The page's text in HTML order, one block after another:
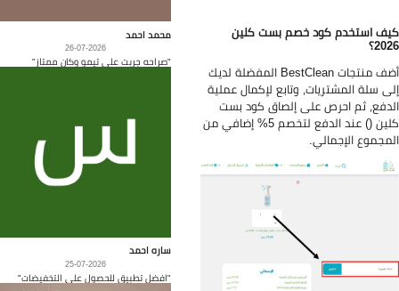
استخدم كود خصم بست كلين
أضف منتجات BestClean المفضلة لديك
سلة المشتريات، وتابع لإكمال عملية
ثم احرص على إلصاق كود بست
كلين () عند الدفع لتخصم 5% إضافي من
الإجمالي.
محمد احمد
26-07-2026
"صراحه جربت على تيمو وكان ممتاز"
ساره احمد
25-07-2026
"افضل تطبيق للحصول على التخفيضات"